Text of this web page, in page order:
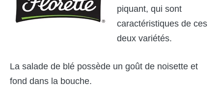
piquant, qui sont
caractéristiques de ces
deux variétés.
La salade de blé possède un goût de noisette et
fond dans la bouche.